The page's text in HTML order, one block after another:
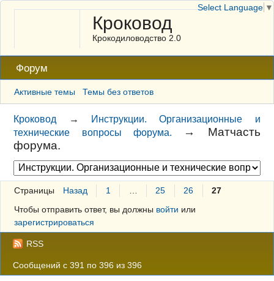
Кроковод
Крокодиловодство 2.0
Форум
Активные темы Темы без ответов
Кроковод →
Инструкции. Организационные и
технические вопросы форума.
→ Матчасть
форума.
Страницы Назад 1 25 26
27
Чтобы отправить ответ, вы должны войти или
зарегистрироваться
RSS
Сообщений с 391 по 396 из 396
Select Language ▼